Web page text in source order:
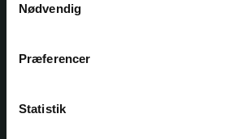
Nødvendig
Præferencer
Statistik
30 82 76 30